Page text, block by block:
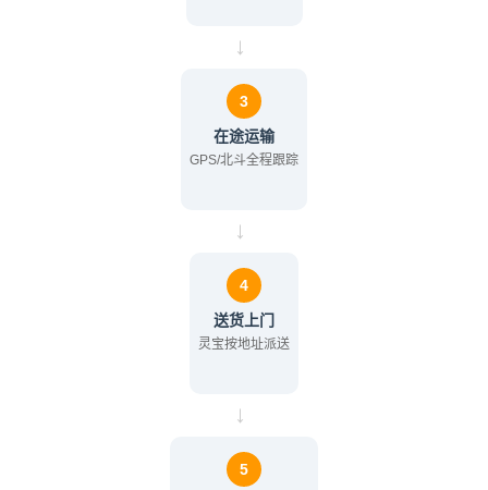
→
3
在途运输
GPS/北斗全程跟踪
→
4
送货上门
灵宝按地址派送
→
5